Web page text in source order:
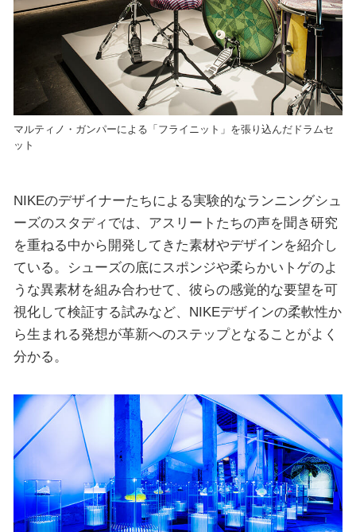
マルティノ・ガンパーによる「フライニット」を張り込んだドラムセ
ット
NIKEのデザイナーたちによる実験的なランニングシュ
ーズのスタディでは、アスリートたちの声を聞き研究
を重ねる中から開発してきた素材やデザインを紹介し
ている。シューズの底にスポンジや柔らかいトゲのよ
うな異素材を組み合わせて、彼らの感覚的な要望を可
視化して検証する試みなど、NIKEデザインの柔軟性か
ら生まれる発想が革新へのステップとなることがよく
分かる。